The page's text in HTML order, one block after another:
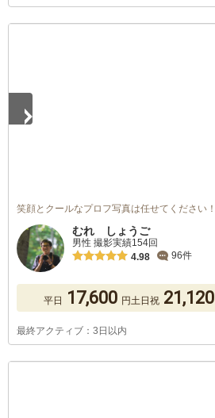
笑顔とクールなプロフ写真は任せてください！
むれ しょうご
男性 撮影実績154回
4.98
96件
平日 17,600 円土日祝 21,120
最終アクティブ：3日以内